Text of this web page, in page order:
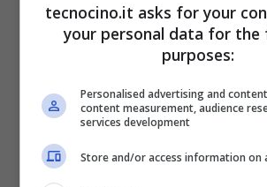
tecnocino.it asks for your
your personal data for the
purposes:
Personalised advertising and
content measurement, audience
services development
Store and/or access information on